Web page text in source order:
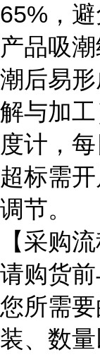
65%，
产品吸
潮后易
解与加
度计，
超标需
调节。
【采购流
请购货
您所需
装、数